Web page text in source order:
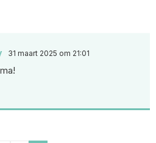
31 maart 2025 om 21:01